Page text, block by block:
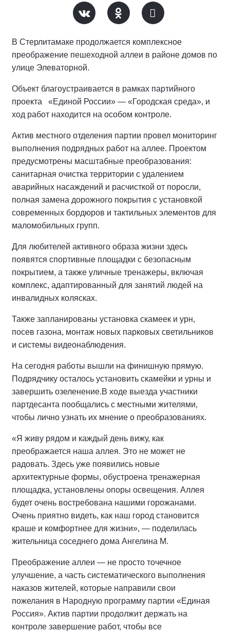
В Стерлитамаке продолжается комплексное
преображение пешеходной аллеи в районе домов по
улице Элеваторной.
Объект благоустраивается в рамках партийного
проекта «Единой России» — «Городская среда», и
ход работ находится на особом контроле.
Актив местного отделения партии провел мониторинг
выполнения подрядных работ на аллее. Проектом
предусмотрены масштабные преобразования:
санитарная очистка территории с удалением
аварийных насаждений и расчисткой от поросли,
полная замена дорожного покрытия с установкой
современных бордюров и тактильных элементов для
маломобильных групп.
Для любителей активного образа жизни здесь
появятся спортивные площадки с безопасным
покрытием, а также уличные тренажеры, включая
комплекс, адаптированный для занятий людей на
инвалидных колясках.
Также запланированы установка скамеек и урн,
посев газона, монтаж новых парковых светильников
и системы видеонаблюдения.
На сегодня работы вышли на финишную прямую.
Подрядчику осталось установить скамейки и урны и
завершить озеленение.В ходе выезда участники
партдесанта пообщались с местными жителями,
чтобы лично узнать их мнение о преобразованиях.
«Я живу рядом и каждый день вижу, как
преображается наша аллея. Это не может не
радовать. Здесь уже появились новые
архитектурные формы, обустроена тренажерная
площадка, установлены опоры освещения. Аллея
будет очень востребована нашими горожанами.
Очень приятно видеть, как наш город становится
краше и комфортнее для жизни», — поделилась
жительница соседнего дома Ангелина М.
Преображение аллеи — не просто точечное
улучшение, а часть систематического выполнения
наказов жителей, которые направили свои
пожелания в Народную программу партии «Единая
Россия». Актив партии продолжит держать на
контроле завершение работ, чтобы все